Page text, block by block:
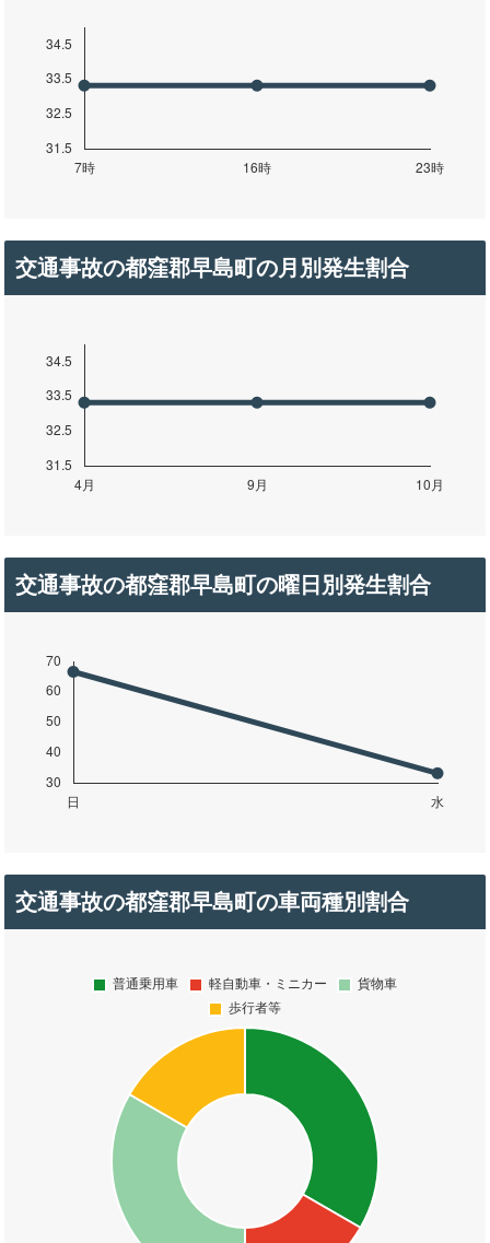
交通事故の都窪郡早島町の月別発生割合
交通事故の都窪郡早島町の曜日別発生割合
交通事故の都窪郡早島町の車両種別割合